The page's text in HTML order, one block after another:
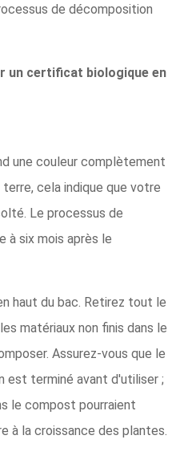
de décomposition
un certificat biologique en
une couleur complètement
cela indique que votre
Le processus de
à six mois après le
haut du bac. Retirez tout le
matériaux non finis dans le
Assurez-vous que le
est terminé avant d'utiliser ;
le compost pourraient
à la croissance des plantes.